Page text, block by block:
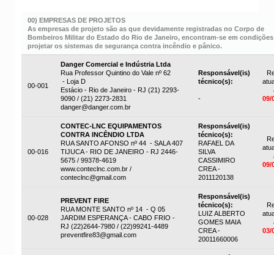
00) EMPRESAS DE PROJETOS
As empresas de projeto são as que devidamente registradas no Corpo de
Bombeiros Militar do Estado do Rio de Janeiro, encontram-se em
projetar os sistemas de segurança contra incêndio e pânico.
00-001
Danger Comercial e Indústria Ltda
Rua Professor Quintino do Vale nº 62
- Loja D
Estácio - Rio de Janeiro - RJ (21) 2293-
9090 / (21) 2273-2831
danger@danger.com.br
Responsável(is)
técnico(s):
-
09/
00-016
CONTEC-LNC EQUIPAMENTOS
CONTRA INCÊNDIO LTDA
RUA SANTO AFONSO nº 44 - SALA 407
TIJUCA - RIO DE JANEIRO - RJ 2446-
5675 / 99378-4619
www.conteclnc.com.br /
conteclnc@gmail.com
Responsável(is)
técnico(s):
RAFAEL DA
SILVA
CASSIMIRO
CREA -
2011120138
09/
00-028
PREVENT FIRE
RUA MONTE SANTO nº 14 - Q 05
JARDIM ESPERANÇA - CABO FRIO -
RJ (22)2644-7980 / (22)99241-4489
preventfire83@gmail.com
Responsável(is)
técnico(s):
LUIZ ALBERTO
GOMES MAIA
CREA -
20011660006
03/